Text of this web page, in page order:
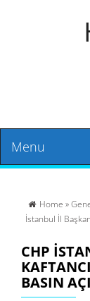
Menu
Home »
İstanbul İl
CHP
BASIN